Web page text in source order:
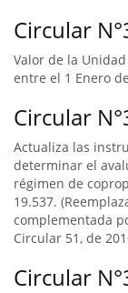
Circular
Valor de la
entre el 1 Enero
Circular
Actualiza las
determinar el
régimen de
19.537.
complementada
Circular 51, de
Circular